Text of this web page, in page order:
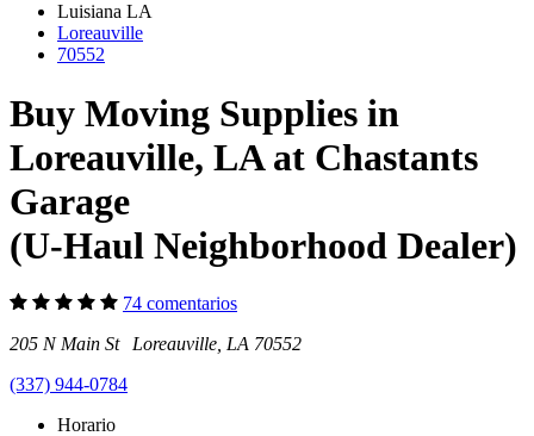
Luisiana LA
Loreauville
70552
Buy Moving Supplies in
Loreauville, LA at Chastants
Garage
(U-Haul Neighborhood Dealer)
74 comentarios
205 N Main St Loreauville, LA 70552
(337) 944-0784
Horario